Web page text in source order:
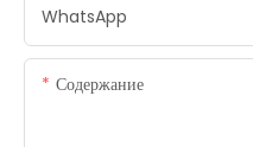
WhatsApp
Содержание